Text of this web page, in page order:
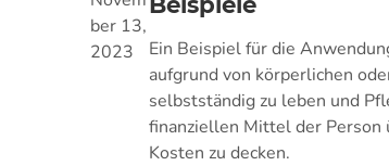
ber 13,
2023
Ein Beispiel für die
aufgrund von körperlichen
selbstständig zu leben und
finanziellen Mittel der Person
Kosten zu decken.